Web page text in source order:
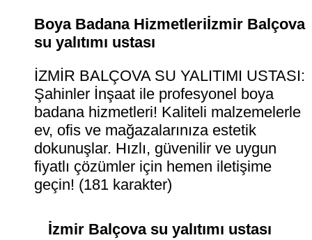
Boya Badana Hizmetleriİzmir Balçova
su yalıtımı ustası
İZMİR BALÇOVA SU YALITIMI USTASI:
Şahinler İnşaat ile profesyonel boya
badana hizmetleri! Kaliteli malzemelerle
ev, ofis ve mağazalarınıza estetik
dokunuşlar. Hızlı, güvenilir ve uygun
fiyatlı çözümler için hemen iletişime
geçin! (181 karakter)
İzmir Balçova su yalıtımı ustası